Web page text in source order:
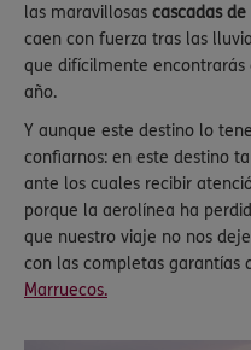
las maravillosas cascadas de
caen con fuerza tras las
que difícilmente
año.
Y aunque este destino lo
confiarnos: en este destino
ante los cuales recibir
porque la aerolínea ha
que nuestro viaje no nos
con las completas garantías
Marruecos.